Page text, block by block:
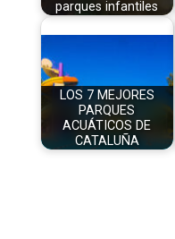
parques infantiles
LOS 7 MEJORES
PARQUES
ACUÁTICOS DE
CATALUÑA